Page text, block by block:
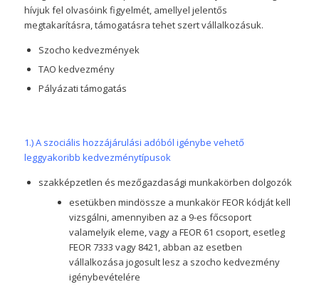
hívjuk fel olvasóink figyelmét, amellyel jelentős
megtakarításra, támogatásra tehet szert vállalkozásuk.
Szocho kedvezmények
TAO kedvezmény
Pályázati támogatás
1.) A szociális hozzájárulási adóból igénybe vehető
leggyakoribb kedvezménytípusok
szakképzetlen és mezőgazdasági munkakörben dolgozók
esetükben mindössze a munkakör FEOR kódját kell
vizsgálni, amennyiben az a 9-es főcsoport
valamelyik eleme, vagy a FEOR 61 csoport, esetleg
FEOR 7333 vagy 8421, abban az esetben
vállalkozása jogosult lesz a szocho kedvezmény
igénybevételére